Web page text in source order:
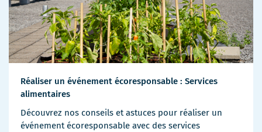
Réaliser un événement écoresponsable : Services
alimentaires
Découvrez nos conseils et astuces pour réaliser un
événement écoresponsable avec des services